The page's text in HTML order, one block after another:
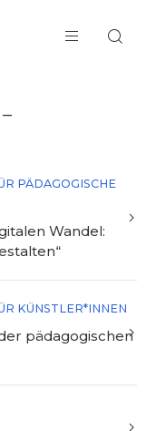
PÄDAGOGISCHE
Wandel:
KÜNSTLER*INNEN
pädagogischen